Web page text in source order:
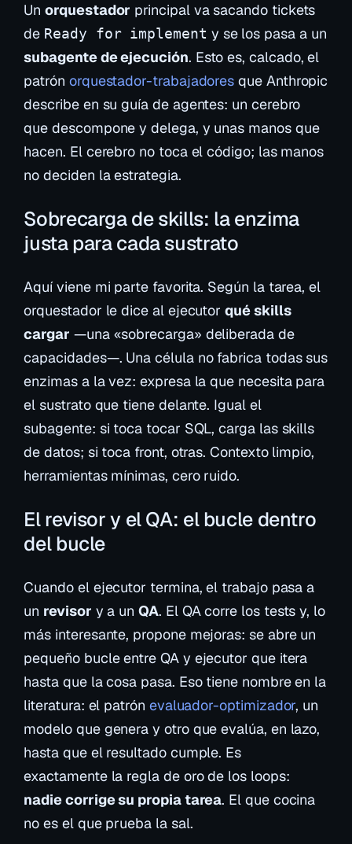
Unorquestador principal va sacando tickets
de Ready for implement y se los pasa a un
subagente de ejecución. Esto es, calcado, el
patrón orquestador-trabajadores que Anthropic
describe en su guía de agentes: un cerebro
que descompone y delega, y unas manos que
hacen. El cerebro no toca el código; las manos
no deciden la estrategia.
Sobrecarga de skills: la enzima
justa para cada sustrato
Aquí viene mi parte favorita. Según la tarea, el
orquestador le dice al ejecutorqué skills
cargar —una «sobrecarga» deliberada de
capacidades—. Una célula no fabrica todas sus
enzimas a la vez: expresa la que necesita para
el sustrato que tiene delante. Igual el
subagente: si toca tocar SQL, carga las skills
de datos; si toca front, otras. Contexto limpio,
herramientas mínimas, cero ruido.
El revisor y el QA: el bucle dentro
del bucle
Cuando el ejecutor termina, el trabajo pasa a
un revisor y a unQA. El QA corre los tests y, lo
más interesante, propone mejoras: se abre un
pequeño bucle entre QA y ejecutor que itera
hasta que la cosa pasa. Eso tiene nombre en la
literatura: el patrón evaluador-optimizador, un
modelo que genera y otro que evalúa, en lazo,
hasta que el resultado cumple. Es
exactamente la regla de oro de los loops:
nadie corrige su propia tarea. El que cocina
no es el que prueba la sal.